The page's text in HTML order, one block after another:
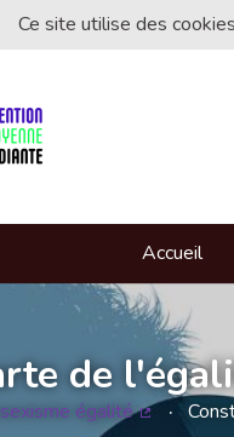
Ce site utilise des
Accueil
de
égalité